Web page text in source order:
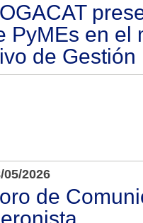
PyMEs en el
de
05/2026
de